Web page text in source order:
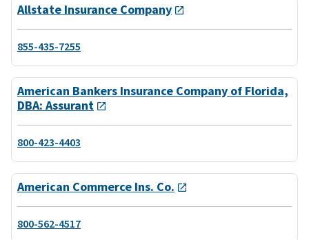
Allstate Insurance Company
855-435-7255
American Bankers Insurance Company of Florida,
DBA: Assurant
800-423-4403
American Commerce Ins. Co.
800-562-4517